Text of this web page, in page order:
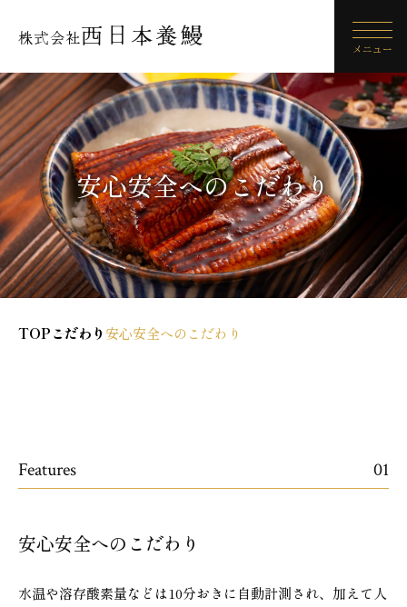
株式会社西日本養鰻 メニュー
安心安全へのこだわり
TOPこだわり 安心安全へのこだわり
Features 01
安心安全へのこだわり
水温や溶存酸素量などは10分おきに自動計測され、加えて人